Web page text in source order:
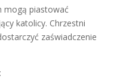
mogą piastować
katolicy. Chrzestni
zaświadczenie